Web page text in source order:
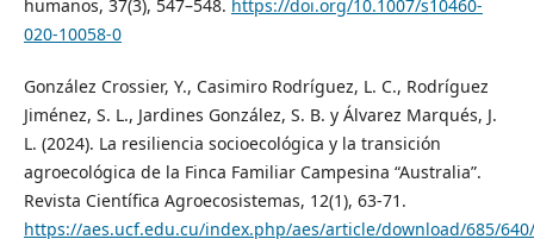
humanos, 37(3), 547–548. https://doi.org/10.1007/s10460-
020-10058-0
González Crossier, Y., Casimiro Rodríguez, L. C., Rodríguez
Jiménez, S. L., Jardines González, S. B. y Álvarez Marqués, J.
L. (2024). La resiliencia socioecológica y la transición
agroecológica de la Finca Familiar Campesina “Australia”.
Revista Científica Agroecosistemas, 12(1), 63-71.
https://aes.ucf.edu.cu/index.php/aes/article/download/685/